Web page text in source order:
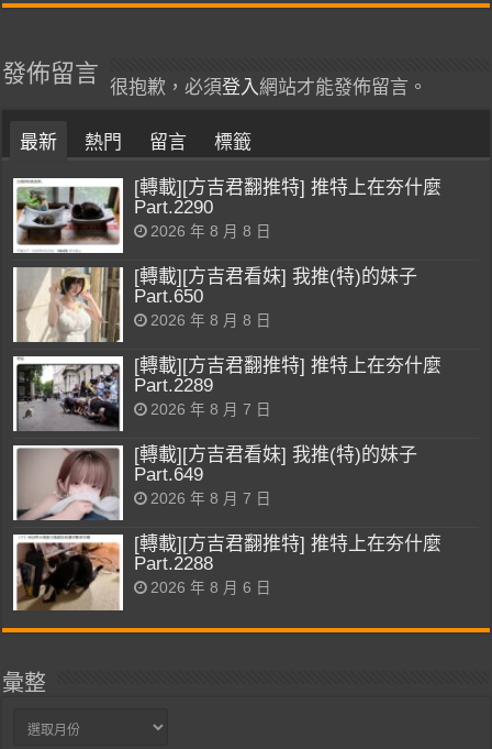
發佈留言
很抱歉，必須登入 網站才能發佈留言。
最新 熱門 留言 標籤
[轉載][方吉君翻推特] 推特上在夯什麼
Part.2290
2026 年 8 月 8 日
[轉載][方吉君看妹] 我推(特)的妹子
Part.650
2026 年 8 月 8 日
[轉載][方吉君翻推特] 推特上在夯什麼
Part.2289
2026 年 8 月 7 日
[轉載][方吉君看妹] 我推(特)的妹子
Part.649
2026 年 8 月 7 日
[轉載][方吉君翻推特] 推特上在夯什麼
Part.2288
2026 年 8 月 6 日
彙整
彙